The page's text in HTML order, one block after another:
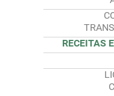
RECEITAS